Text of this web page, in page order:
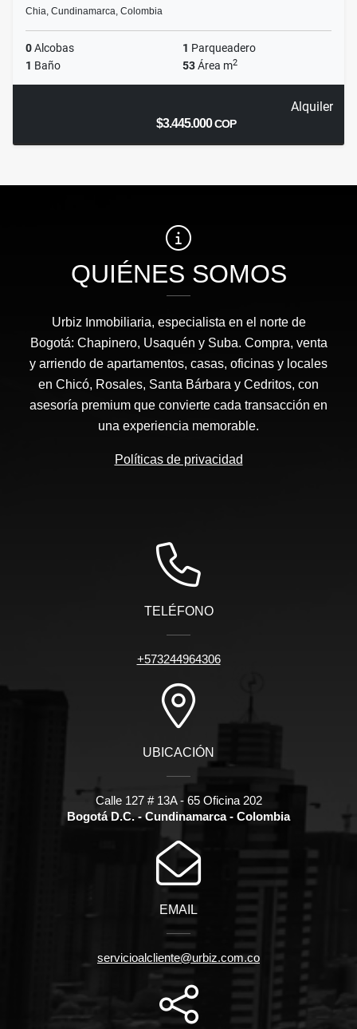
Chia, Cundinamarca, Colombia
0Alcobas 1 Parqueadero
1 Baño 53Área m2
Alquiler
$3.445.000COP
QUIÉNES SOMOS
Urbiz Inmobiliaria, especialista en el norte de
Bogotá: Chapinero, Usaquén y Suba. Compra, venta
y arriendo de apartamentos, casas, oficinas y locales
en Chicó, Rosales, Santa Bárbara y Cedritos, con
asesoría premium que convierte cada transacción en
una experiencia memorable.
Políticas de privacidad
TELÉFONO
+573244964306
UBICACIÓN
Calle 127 # 13A - 65 Oficina 202
Bogotá D.C. - Cundinamarca - Colombia
EMAIL
servicioalcliente@urbiz.com.co